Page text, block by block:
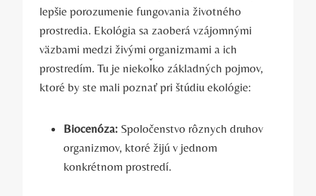
lepšie porozumenie fungovania životného
prostredia. Ekológia sa zaoberá vzájomnými
väzbami medzi živými⁣ organizmami a ich
prostredím. Tu je niekoľko základných pojmov,
ktoré by ste ⁤mali poznať pri štúdiu ekológie:
Biocenóza: Spoločenstvo rôznych​ druhov‍
organizmov,⁤ ktoré žijú v jednom
konkrétnom prostredí.